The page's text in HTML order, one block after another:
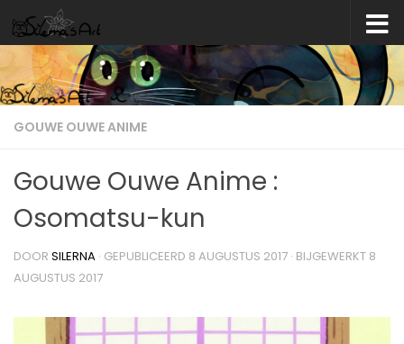
Skip to content
GOUWE OUWE ANIME
Gouwe Ouwe Anime :
Osomatsu-kun
DOOR SILERNA · GEPUBLICEERD 8 AUGUSTUS 2017 · BIJGEWERKT 8
AUGUSTUS 2017